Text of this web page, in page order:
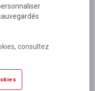
consultez